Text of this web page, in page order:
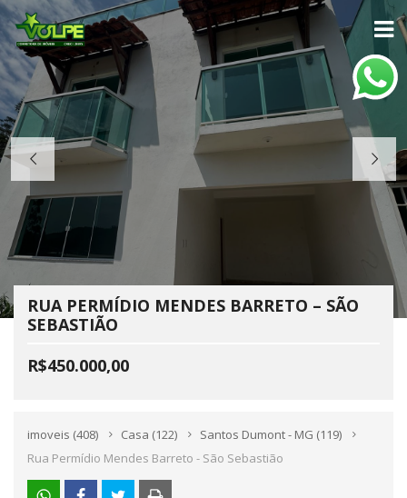
RUA PERMÍDIO MENDES BARRETO – SÃO
SEBASTIÃO
R$450.000,00
imoveis (408) Casa (122) Santos Dumont - MG (119)
Rua Permídio Mendes Barreto - São Sebastião